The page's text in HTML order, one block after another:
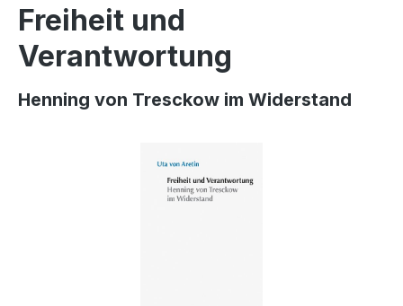
Freiheit und
Verantwortung
Henning von Tresckow im Widerstand